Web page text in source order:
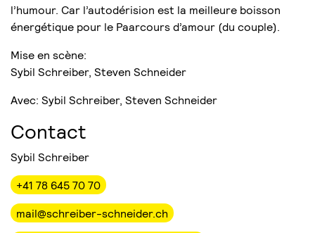
l’humour. Car l’autodérision est la meilleure boisson
énergétique pour le Paarcours d’amour (du couple).
Mise en scène:
Sybil Schreiber, Steven Schneider
Avec: Sybil Schreiber, Steven Schneider
Contact
Sybil Schreiber
+41 78 645 70 70
mail@schreiber-schneider.ch